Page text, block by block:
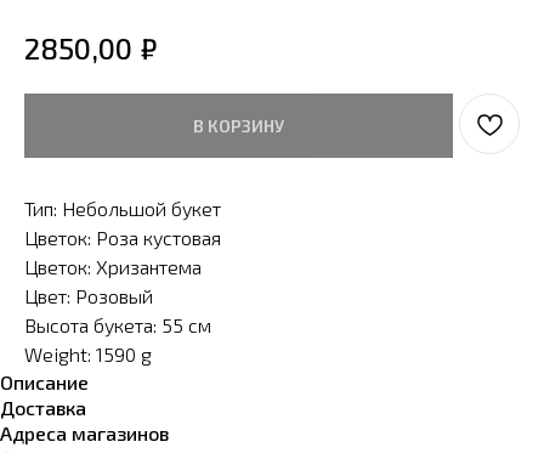
2850,00 ₽
В КОРЗИНУ
Тип: Небольшой букет
Цветок: Роза кустовая
Цветок: Хризантема
Цвет: Розовый
Высота букета: 55 см
Weight: 1590 g
Описание
Доставка
Адреса магазинов